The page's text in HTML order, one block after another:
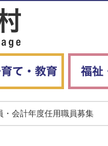
・会計年度任用職員募集